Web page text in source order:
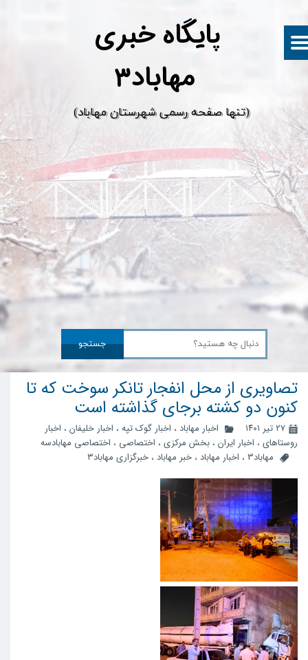
پایگاه خبری
​(تنها صفحه رسمی شهرستان مهاباد)
جستجو
تصاویری از محل انفجار تانکر سوخت که تا
کنون دو کشته برجای گذاشته است
۲۷ تیر ۱۴۰۱ اخبار مهاباد ، اخبار گوک تپه ، اخبار خلیفان ، اخبار
روستاهای ، اخبار ایران ، بخش مرکزی ، اختصاصی ، اختصاصی مهابادسه
مهاباد3
، اخبار مهاباد ، خبر مهاباد ، خبرگزاری مهاباد۳